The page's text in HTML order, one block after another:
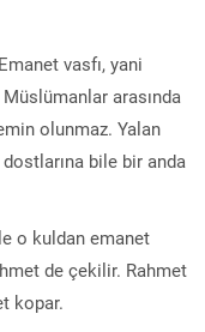
vasfı, yani
arasında
olunmaz. Yalan
bile bir anda
o kuldan emanet
de çekilir. Rahmet
kopar.